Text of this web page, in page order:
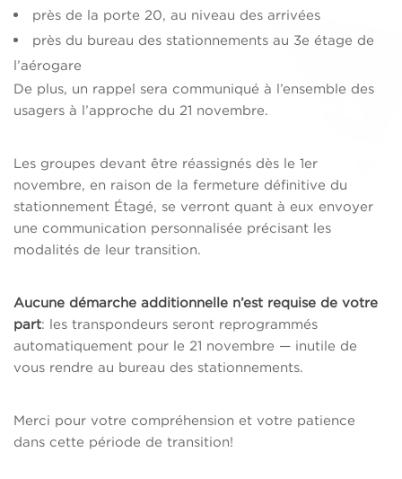
près de la porte 20, au niveau des arrivées
près du bureau des stationnements au 3e étage de
l’aérogare
De plus, un rappel sera communiqué à l’ensemble des
usagers à l’approche du 21 novembre.
Les groupes devant être réassignés dès le 1er
novembre, en raison de la fermeture définitive du
stationnement Étagé, se verront quant à eux envoyer
une communication personnalisée précisant les
modalités de leur transition.
Aucune démarche additionnelle n’est requise de votre
part: les transpondeurs seront reprogrammés
automatiquement pour le 21 novembre — inutile de
vous rendre au bureau des stationnements.
Merci pour votre compréhension et votre patience
dans cette période de transition!